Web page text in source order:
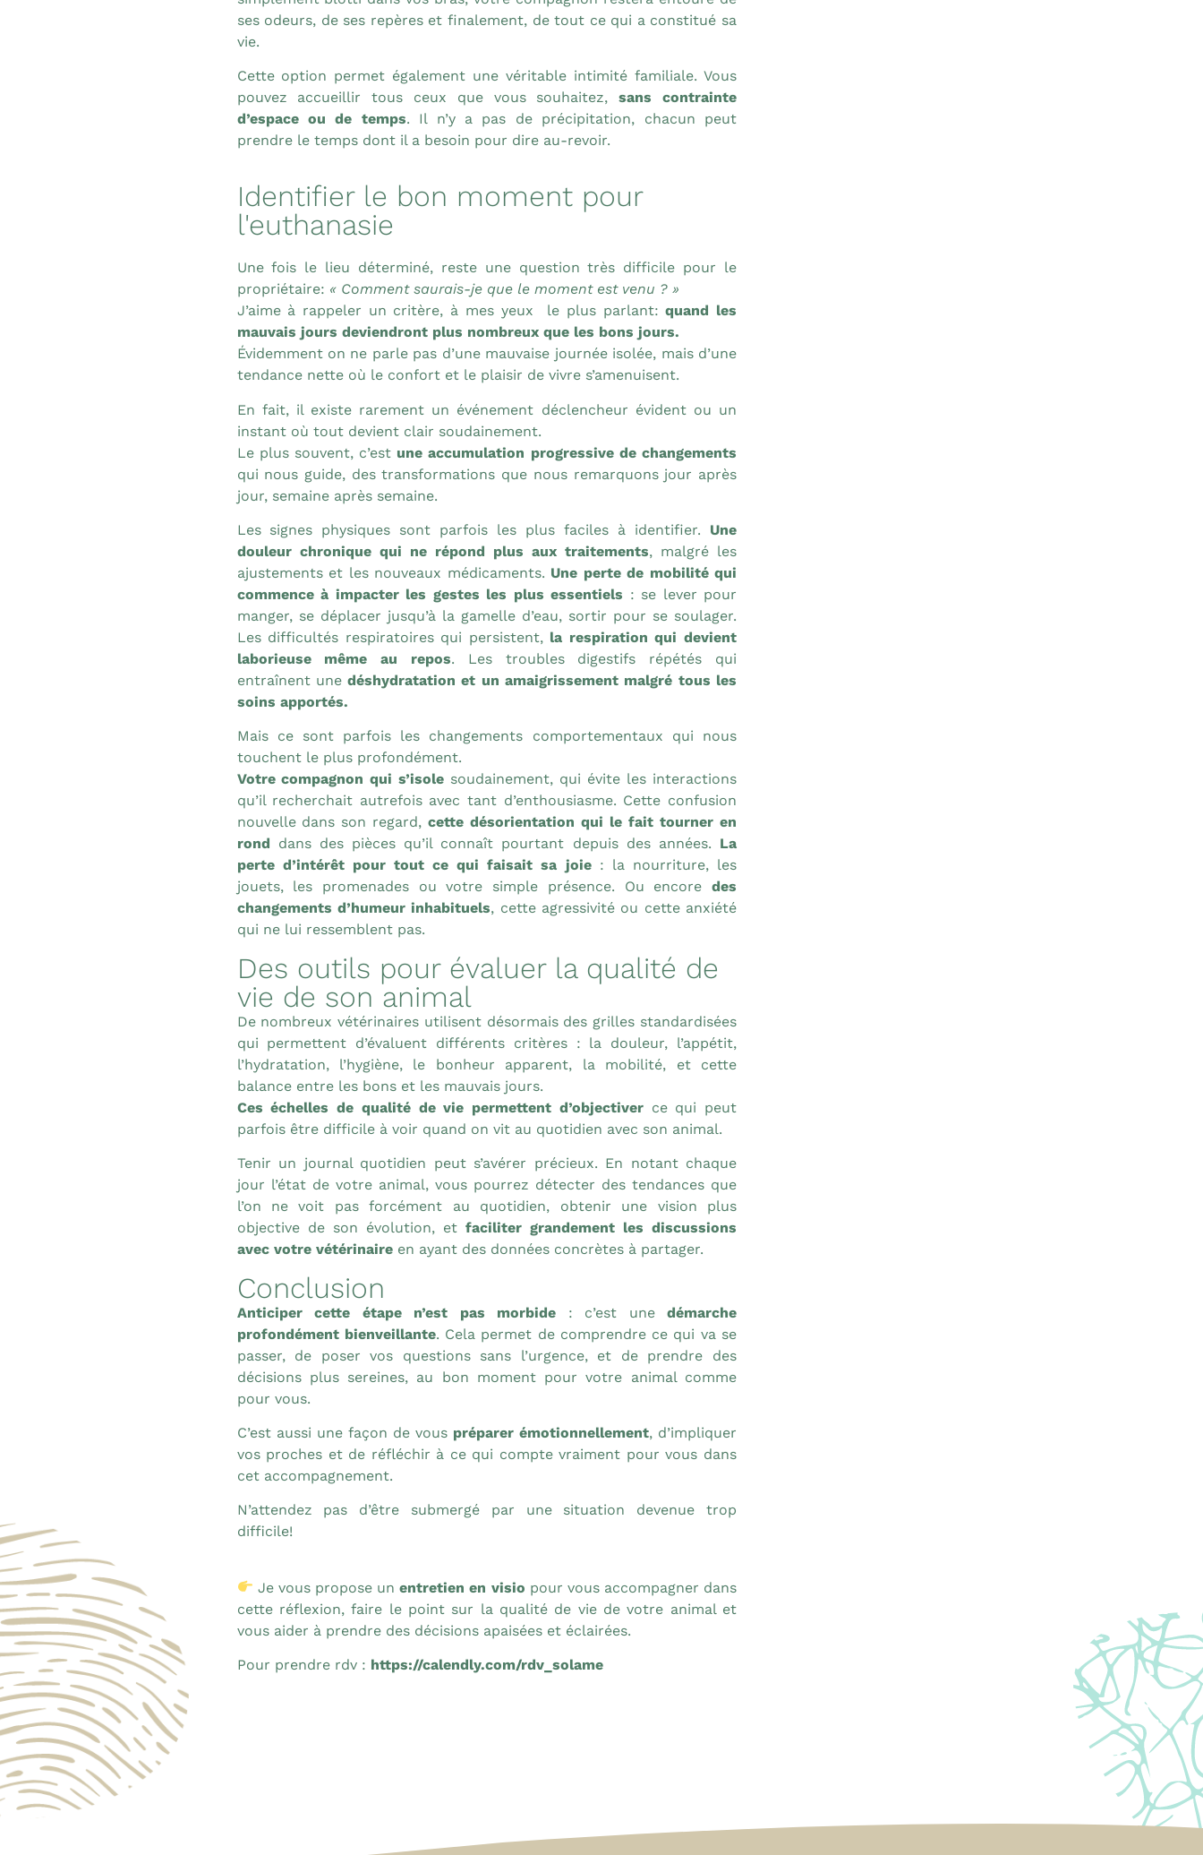
ses odeurs, de ses repères et finalement, de tout ce qui a constitué sa
vie.
Cette option permet également une véritable intimité familiale. Vous
pouvez accueillir tous ceux que vous souhaitez,sans contrainte
d’espace ou de temps. Il n’y a pas de précipitation, chacun peut
prendre le temps dont il a besoin pour dire au-revoir.
Identifier le bon moment pour
l'euthanasie
Une fois le lieu déterminé, reste une question très difficile pour le
propriétaire: « Comment saurais-je que le moment est venu ? »
J’aime à rappeler un critère, à mes yeux le plus parlant:quand les
mauvais jours deviendront plus nombreux que les bons jours.
Évidemment on ne parle pas d’une mauvaise journée isolée, mais d’une
tendance nette où le confort et le plaisir de vivre s’amenuisent.
En fait, il existe rarement un événement déclencheur évident ou un
instant où tout devient clair soudainement.
Le plus souvent, c’est une accumulation progressive de changements
qui nous guide, des transformations que nous remarquons jour après
jour, semaine après semaine.
Les signes physiques sont parfois les plus faciles à identifier. Une
douleur chronique qui ne répond plus aux traitements, malgré les
ajustements et les nouveaux médicaments. Une perte de mobilité qui
commence à impacter les gestes les plus essentiels : se lever pour
manger, se déplacer jusqu’à la gamelle d’eau, sortir pour se soulager.
Les difficultés respiratoires qui persistent, la respiration qui devient
laborieuse même au repos. Les troubles digestifs répétés qui
entraînent unedéshydratation et un amaigrissement malgré tous les
soins apportés.
Mais ce sont parfois les changements comportementaux qui nous
touchent le plus profondément.
Votre compagnon qui s’isole soudainement, qui évite les interactions
qu’il recherchait autrefois avec tant d’enthousiasme. Cette confusion
nouvelle dans son regard,cette désorientation qui le fait tourner en
rond dans des pièces qu’il connaît pourtant depuis des années. La
perte d’intérêt pour tout ce qui faisait sa joie: la nourriture, les
jouets, les promenades ou votre simple présence. Ou encore des
changements d’humeur inhabituels, cette agressivité ou cette anxiété
qui ne lui ressemblent pas.
Des outils pour évaluer la qualité de
vie de son animal
De nombreux vétérinaires utilisent désormais des grilles standardisées
qui permettent d’évaluent différents critères : la douleur, l’appétit,
l’hydratation, l’hygiène, le bonheur apparent, la mobilité, et cette
balance entre les bons et les mauvais jours.
Ces échelles de qualité de vie permettent d’objectiverce qui peut
parfois être difficile à voir quand on vit au quotidien avec son animal.
Tenir un journal quotidien peut s’avérer précieux. En notant chaque
jour l’état de votre animal, vous pourrez détecter des tendances que
l’on ne voit pas forcément au quotidien, obtenir une vision plus
objective de son évolution, et faciliter grandement les discussions
avec votre vétérinaireen ayant des données concrètes à partager.
Conclusion
Anticiper cette étape n’est pas morbide : c’est une démarche
profondément bienveillante. Cela permet de comprendre ce qui va se
passer, de poser vos questions sans l’urgence, et de prendre des
décisions plus sereines, au bon moment pour votre animal comme
pour vous.
C’est aussi une façon de vous préparer émotionnellement, d’impliquer
vos proches et de réfléchir à ce qui compte vraiment pour vous dans
cet accompagnement.
N’attendez pas d’être submergé par une situation devenue trop
difficile!
Je vous propose unentretien en visio pour vous accompagner dans
cette réflexion, faire le point sur la qualité de vie de votre animal et
vous aider à prendre des décisions apaisées et éclairées.
Pour prendre rdv : https://calendly.com/rdv_solame